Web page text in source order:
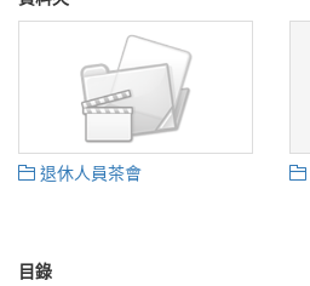
退休人員茶會
目錄